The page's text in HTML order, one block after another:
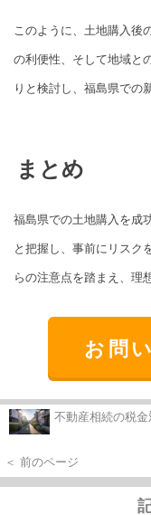
このように、土地購入後
の利便性、そして地域と
りと検討し、福島県での
まとめ
福島県での土地購入を成
と把握し、事前にリスク
らの注意点を踏まえ、理
お問
不動産相続の税金
＜ 前のページ